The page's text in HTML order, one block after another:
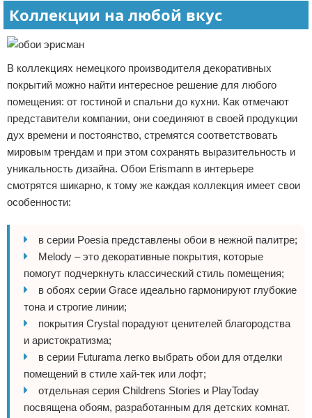
Коллекции на любой вкус
В коллекциях немецкого производителя декоративных
покрытий можно найти интересное решение для любого
помещения: от гостиной и спальни до кухни. Как отмечают
представители компании, они соединяют в своей продукции
дух времени и постоянство, стремятся соответствовать
мировым трендам и при этом сохранять выразительность и
уникальность дизайна. Обои Erismann в интерьере
смотрятся шикарно, к тому же каждая коллекция имеет свои
особенности:
в серии Poesia представлены обои в нежной палитре;
Melody – это декоративные покрытия, которые
помогут подчеркнуть классический стиль помещения;
в обоях серии Grace идеально гармонируют глубокие
тона и строгие линии;
покрытия Crystal порадуют ценителей благородства
и аристократизма;
в серии Futurama легко выбрать обои для отделки
помещений в стиле хай-тек или лофт;
отдельная серия Childrens Stories и PlayToday
посвящена обоям, разработанным для детских комнат.